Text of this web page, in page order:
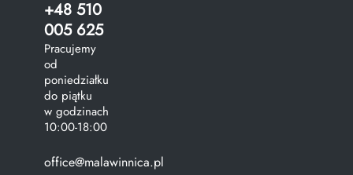
+48 510
005 625
Pracujemy
od
poniedziałku
do piątku
w godzinach
10:00-18:00
office@malawinnica.pl